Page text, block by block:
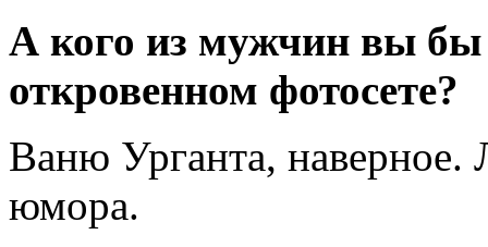
А кого из мужчин вы бы
откровенном фотосете?
Ваню Урганта,
юмора.